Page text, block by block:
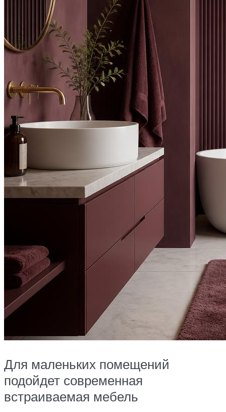
Для маленьких помещений
подойдет современная
встраиваемая мебель